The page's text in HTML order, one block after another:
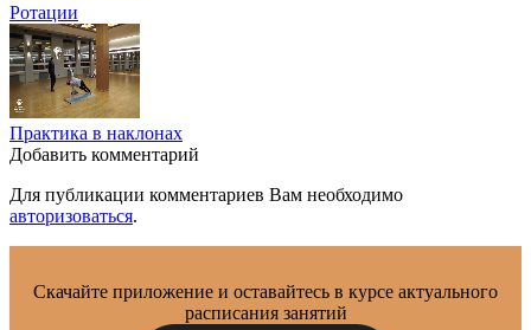
Ротации
Практика в наклонах
Добавить комментарий
Для публикации комментариев Вам необходимо
авторизоваться.
Скачайте приложение и оставайтесь в курсе актуального
расписания занятий